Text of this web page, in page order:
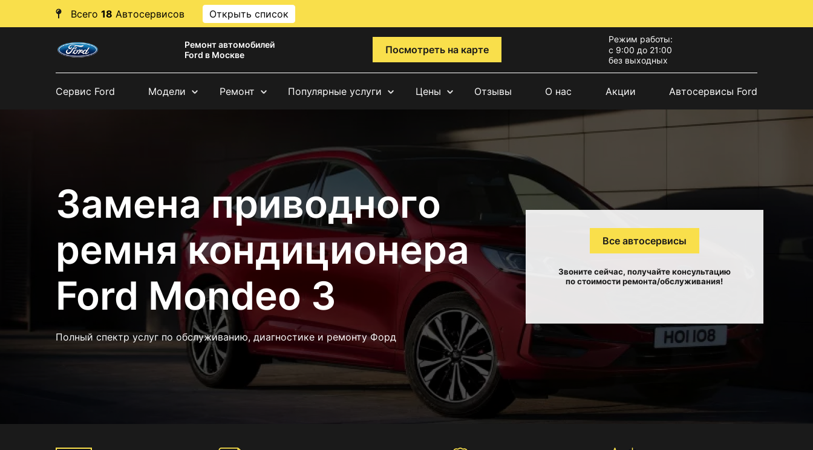
Всего 18 Автосервисов Открыть список
Ремонт автомобилей
Ford в Москве
Посмотреть на карте
Режим работы:
с 9:00 до 21:00
без выходных
Сервис Ford Модели Ремонт Популярные услуги Цены Отзывы О нас Акции Автосервисы Ford
Замена приводного
ремня кондиционера
Ford Mondeo 3
Полный спектр услуг по обслуживанию, диагностике и ремонту Форд
Все автосервисы
Звоните сейчас, получайте консультацию
по стоимости ремонта/обслуживания!